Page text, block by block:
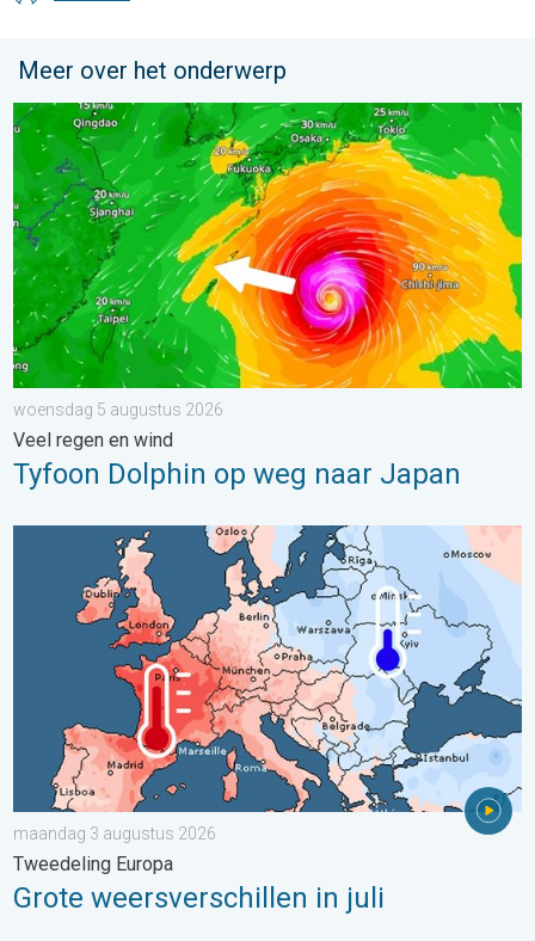
Meer over het onderwerp
Tyfoon Dolphin op weg naar Japan. Veel regen en wind. . .
woensdag 5 augustus 2026
Veel regen en wind
Tyfoon Dolphin op weg naar Japan
Grote weersverschillen in juli. Tweedeling Europa. . .
maandag 3 augustus 2026
Tweedeling Europa
Grote weersverschillen in juli